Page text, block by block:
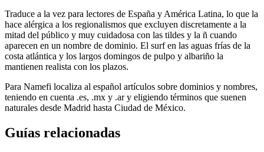
Traduce a la vez para lectores de España y América Latina, lo que la
hace alérgica a los regionalismos que excluyen discretamente a la
mitad del público y muy cuidadosa con las tildes y la ñ cuando
aparecen en un nombre de dominio. El surf en las aguas frías de la
costa atlántica y los largos domingos de pulpo y albariño la
mantienen realista con los plazos.
Para Namefi localiza al español artículos sobre dominios y nombres,
teniendo en cuenta .es, .mx y .ar y eligiendo términos que suenen
naturales desde Madrid hasta Ciudad de México.
Guías relacionadas